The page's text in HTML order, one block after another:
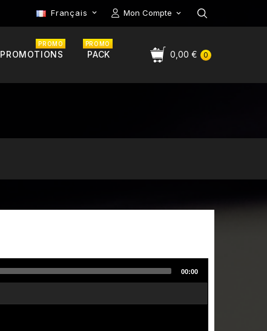
Mon Compte
Français 
0
0,00 €
PROMOTIONS
PROMO
PACK
PROMO
00:00